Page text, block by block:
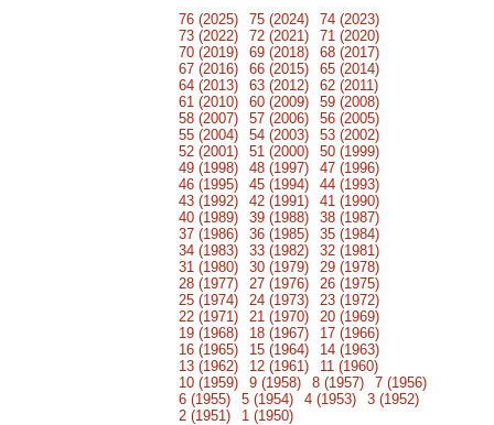
76 (2025) 75 (2024)
74 (2023)
73 (2022)
72 (2021)
71 (2020)
70 (2019)
69 (2018)
68 (2017)
67 (2016)
66 (2015)
65 (2014)
64 (2013)
63 (2012)
62 (2011)
61 (2010)
60 (2009)
59 (2008)
58 (2007)
57 (2006)
56 (2005)
55 (2004)
54 (2003)
53 (2002)
52 (2001)
51 (2000)
50 (1999)
49 (1998)
48 (1997)
47 (1996)
46 (1995)
45 (1994)
44 (1993)
43 (1992)
42 (1991)
41 (1990)
40 (1989)
39 (1988)
38 (1987)
37 (1986)
36 (1985)
35 (1984)
34 (1983)
33 (1982)
32 (1981)
31 (1980)
30 (1979)
29 (1978)
28 (1977)
27 (1976)
26 (1975)
25 (1974)
24 (1973)
23 (1972)
22 (1971)
21 (1970)
20 (1969)
19 (1968)
18 (1967)
17 (1966)
16 (1965)
15 (1964)
14 (1963)
13 (1962)
12 (1961)
11 (1960)
10 (1959)
9 (1958) 8 (1957)
7 (1956)
6 (1955)
5 (1954) 4 (1953)
3 (1952)
2 (1951)
1 (1950)